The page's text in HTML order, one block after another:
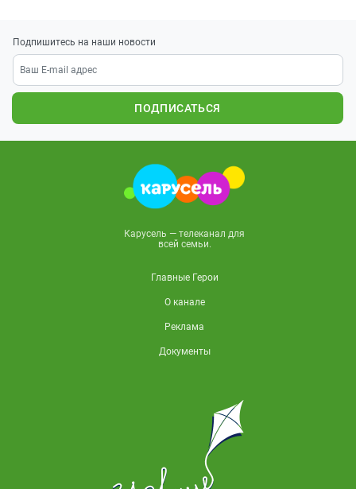
Подпишитесь на наши новости
ПОДПИСАТЬСЯ
Карусель — телеканал для
всей семьи.
Главные Герои
О канале
Реклама
Документы